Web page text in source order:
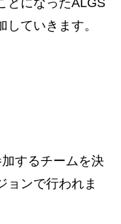
ていきます。
するチームを決
ョンで行われま